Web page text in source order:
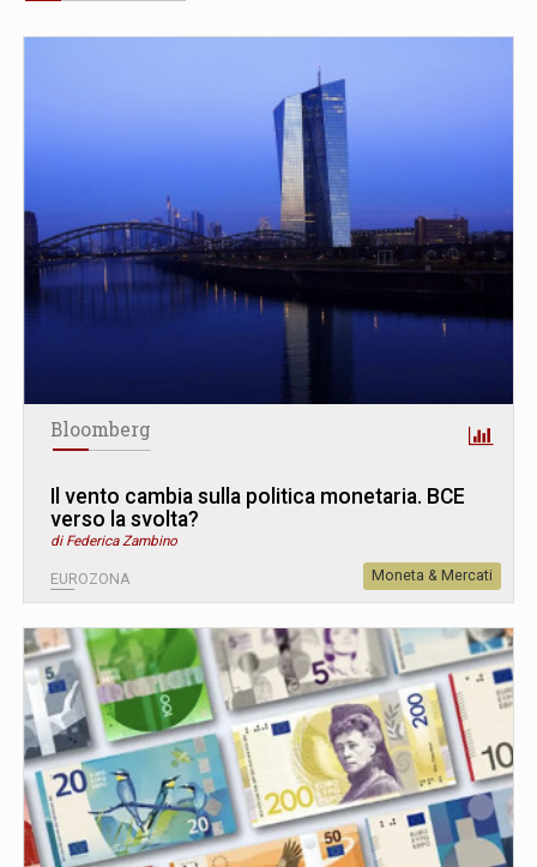
Bloomberg
Il vento cambia sulla politica monetaria. BCE
verso la svolta?
di Federica Zambino
EUROZONA Moneta & Mercati